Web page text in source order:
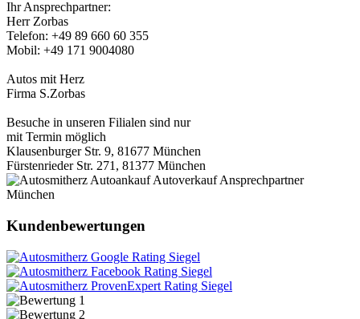
Ihr Ansprechpartner:
Herr Zorbas
Telefon: +49 89 660 60 355
Mobil: +49 171 9004080
Autos mit Herz
Firma S.Zorbas
Besuche in unseren Filialen sind nur
mit Termin möglich
Klausenburger Str. 9, 81677 München
Fürstenrieder Str. 271, 81377 München
Kundenbewertungen